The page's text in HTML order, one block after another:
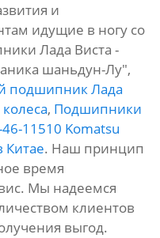
и
идущие в ногу со
Лада Виста -
шаньдун-Лу",
подшипник Лада
, Подшипники
11510 Komatsu
. Наш принцип
время
Мы надеемся
клиентов
выгод.